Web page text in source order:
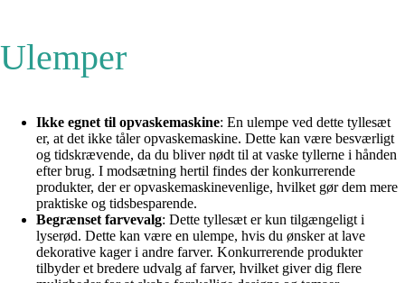
Ulemper
Ikke egnet til opvaskemaskine: En ulempe ved dette tyllesæt
er, at det ikke tåler opvaskemaskine. Dette kan være besværligt
og tidskrævende, da du bliver nødt til at vaske tyllerne i hånden
efter brug. I modsætning hertil findes der konkurrerende
produkter, der er opvaskemaskinevenlige, hvilket gør dem mere
praktiske og tidsbesparende.
Begrænset farvevalg: Dette tyllesæt er kun tilgængeligt i
lyserød. Dette kan være en ulempe, hvis du ønsker at lave
dekorative kager i andre farver. Konkurrerende produkter
tilbyder et bredere udvalg af farver, hvilket giver dig flere